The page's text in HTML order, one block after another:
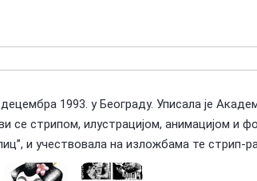
децембра 1993. у Београду. Уписала је
се стрипом, илустрацијом, анимацијом и
и учествовала на изложбама те стрип-